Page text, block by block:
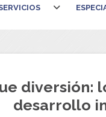
diversión:
desarrollo